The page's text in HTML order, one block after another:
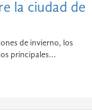
la ciudad de
de invierno, los
principales...